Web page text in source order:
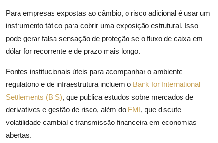
Para empresas expostas ao câmbio, o risco adicional é usar um
instrumento tático para cobrir uma exposição estrutural. Isso
pode gerar falsa sensação de proteção se o fluxo de caixa em
dólar for recorrente e de prazo mais longo.
Fontes institucionais úteis para acompanhar o ambiente
regulatório e de infraestrutura incluem o Bank for International
Settlements (BIS), que publica estudos sobre mercados de
derivativos e gestão de risco, além do FMI, que discute
volatilidade cambial e transmissão financeira em economias
abertas.